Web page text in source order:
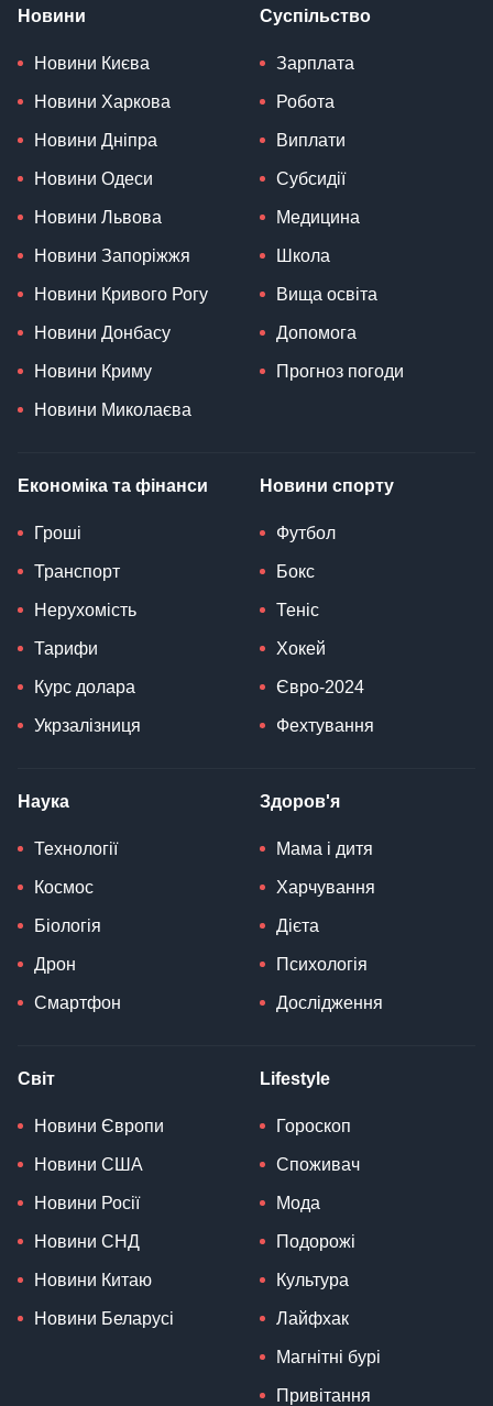
Новини
Новини Києва
Новини Харкова
Новини Дніпра
Новини Одеси
Новини Львова
Новини Запоріжжя
Новини Кривого Рогу
Новини Донбасу
Новини Криму
Новини Миколаєва
Суспільство
Зарплата
Робота
Виплати
Субсидії
Медицина
Школа
Вища освіта
Допомога
Прогноз погоди
Економіка та фінанси
Гроші
Транспорт
Нерухомість
Тарифи
Курс долара
Укрзалізниця
Новини спорту
Футбол
Бокс
Теніс
Хокей
Євро-2024
Фехтування
Наука
Технології
Космос
Біологія
Дрон
Смартфон
Здоров'я
Мама і дитя
Харчування
Дієта
Психологія
Дослідження
Світ
Новини Європи
Новини США
Новини Росії
Новини СНД
Новини Китаю
Новини Беларусі
Lifestyle
Гороскоп
Споживач
Мода
Подорожі
Культура
Лайфхак
Магнітні бурі
Привітання